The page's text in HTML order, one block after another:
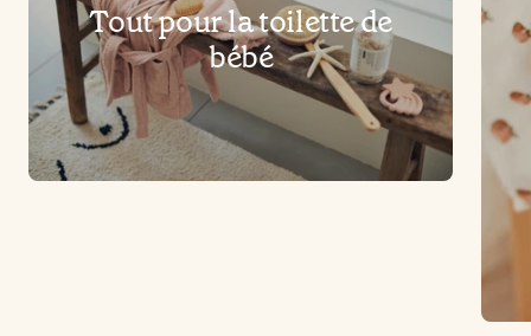
Tout pour la toilette de
bébé